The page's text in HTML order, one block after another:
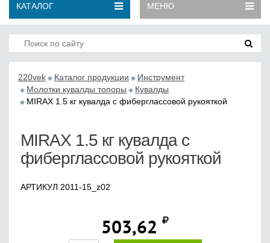
КАТАЛОГ МЕНЮ
220vek Каталог продукции
Инструмент
Молотки кувалды топоры
Кувалды
MIRAX 1.5 кг кувалда с фиберглассовой рукояткой
MIRAX 1.5 кг кувалда с
фиберглассовой рукояткой
АРТИКУЛ 2011-15_z02
503,62